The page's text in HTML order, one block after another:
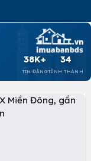
38K+
TIN ĐĂNG
34
TỈNH THÀNH